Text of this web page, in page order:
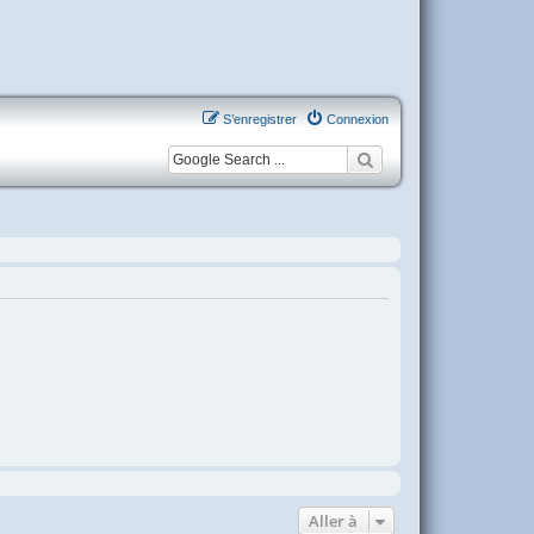
Connexion
S’enregistrer
Aller à